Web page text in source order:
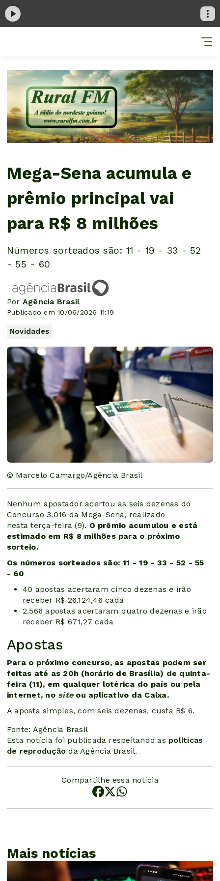
Mega-Sena acumula e
prêmio principal vai
para R$ 8 milhões
Números sorteados são: 11 - 19 - 33 - 52
- 55 - 60
Por Agência Brasil
Publicado em 10/06/2026 11:19
Novidades
© Marcelo Camargo/Agência Brasil
Nenhum apostador acertou as seis dezenas do
Concurso 3.016 da Mega-Sena, realizado
nesta terça-feira (9). O prêmio acumulou e está
estimado em R$ 8 milhões para o próximo
sorteio.
Os números sorteados são: 11 - 19 - 33 - 52 - 55
- 60
40 apostas acertaram cinco dezenas e irão
receber R$ 26.124,46 cada
2.566 apostas acertaram quatro dezenas e irão
receber R$ 671,27 cada
Apostas
Para o próximo concurso, as apostas podem ser
feitas até as 20h (horário de Brasília) de quinta-
feira (11), em qualquer lotérica do país ou pela
internet, no siteou aplicativo da Caixa.
A aposta simples, com seis dezenas, custa R$ 6.
Fonte: Agência Brasil
Esta notícia foi publicada respeitando as políticas
de reprodução da Agência Brasil.
Compartilhe essa notícia
Mais notícias